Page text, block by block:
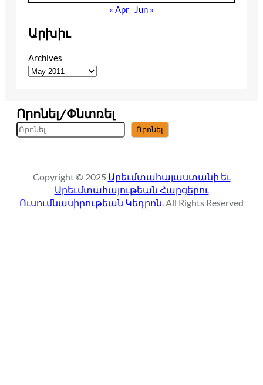
« Apr
Jun »
Արխիւ
Archives
Որոնել/Փնտռել
S
e
c
h
Որոնել
Copyright © 2025 Արեւմտահայաստանի եւ
Արեւմտահայութեան Հարցերու
Ուսումնասիրութեան Կեդրոն. All Rights Reserved